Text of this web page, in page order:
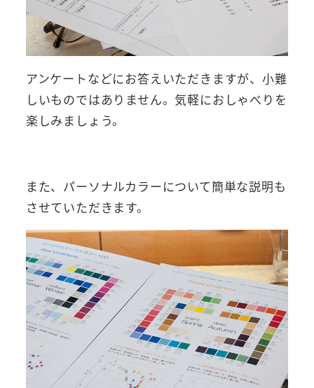
アンケートなどにお答えいただきますが、小難
しいものではありません。気軽におしゃべりを
楽しみましょう。
また、パーソナルカラーについて簡単な説明も
させていただきます。